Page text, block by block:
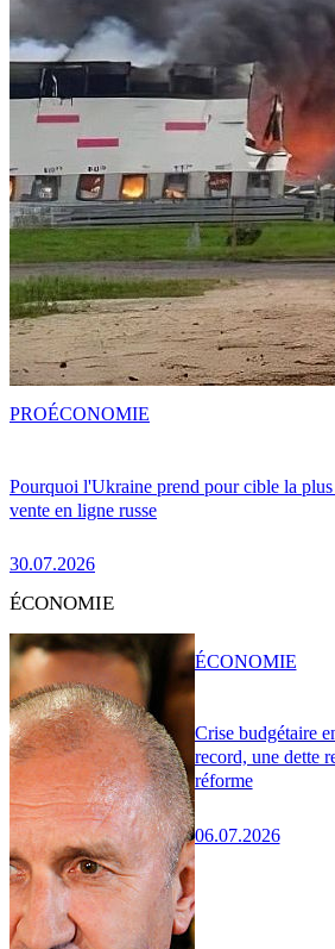
Pourquoi l'Ukraine prend pour cible la
vente en ligne russe
30.07.2026
PROÉCONOMIE
ÉCONOMIE
Crise budgétaire
record, une dette
réforme
06.07.2026
ÉCONOMIE